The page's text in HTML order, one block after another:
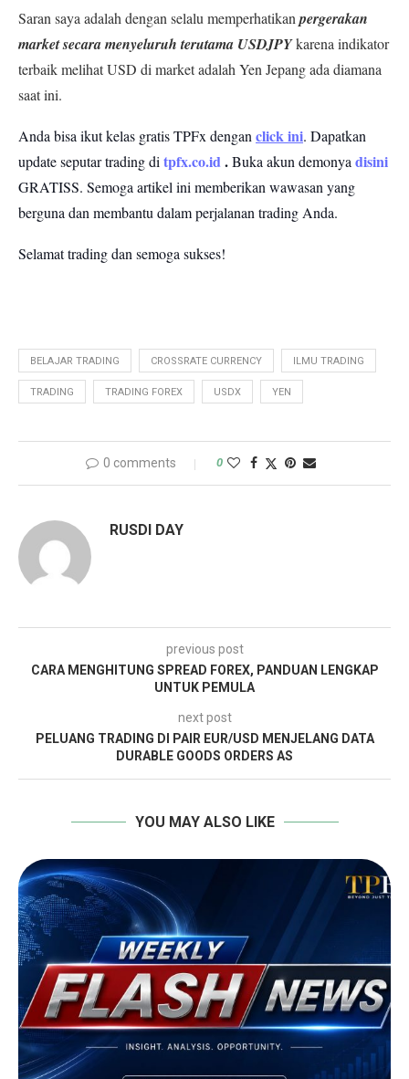
Saran saya adalah dengan selalu memperhatikanpergerakan
market secara menyeluruh terutama USDJPYkarena indikator
terbaik melihat USD di market adalah Yen Jepang ada diamana
saat ini.
Anda bisa ikut kelas gratis TPFx denganclick ini. Dapatkan
update seputar trading ditpfx.co.id.Buka akun demonyadisini
GRATISS. Semoga artikel ini memberikan wawasan yang
berguna dan membantu dalam perjalanan trading Anda.
Selamat trading dan semoga sukses!
BELAJAR TRADING CROSSRATE CURRENCY ILMU TRADING
TRADING TRADING FOREX USDX YEN
0 comments 0
RUSDI DAY
previous post
CARA MENGHITUNG SPREAD FOREX, PANDUAN LENGKAP
UNTUK PEMULA
next post
PELUANG TRADING DI PAIR EUR/USD MENJELANG DATA
DURABLE GOODS ORDERS AS
YOU MAY ALSO LIKE